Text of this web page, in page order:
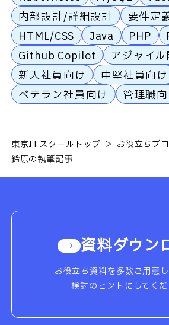
内部設計/詳細設計
要件定
HTML/CSS
Java PHP
Github Copilot
アジャイ
新入社員向け
中堅社員向け
ベテラン社員向け
管理職
東京ITスクールトップ
お役立ちブ
鈴原の執筆記事
資料ダウン
お役立ち資料を多数ご用意し
検討のヒントにしてくだ